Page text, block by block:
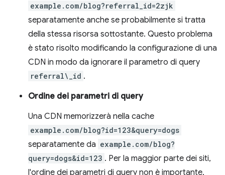
example.com/blog?referral_id=2zjk
separatamente anche se probabilmente si tratta
della stessa risorsa sottostante. Questo problema
è stato risolto modificando la configurazione di una
CDN in modo da ignorare il parametro di query
referral\_id .
Ordine dei parametri di query
Una CDN memorizzerà nella cache
example.com/blog?id=123&query=dogs
separatamente da example.com/blog?
query=dogs&id=123 . Per la maggior parte dei siti,
l'ordine dei parametri di query non è importante,